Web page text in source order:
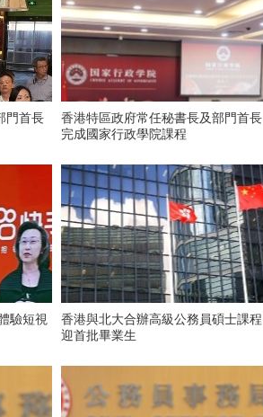
門首長
香港特區政府常任秘書長及部門首長
完成國家行政學院課程
驗短視
香港與北大合辦高級公務員碩士課程
迎首批畢業生